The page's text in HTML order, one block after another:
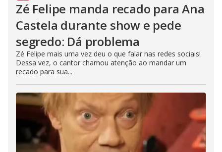
Zé Felipe manda recado para Ana
Castela durante show e pede
segredo: Dá problema
Zé Felipe mais uma vez deu o que falar nas redes sociais!
Dessa vez, o cantor chamou atenção ao mandar um
recado para sua...